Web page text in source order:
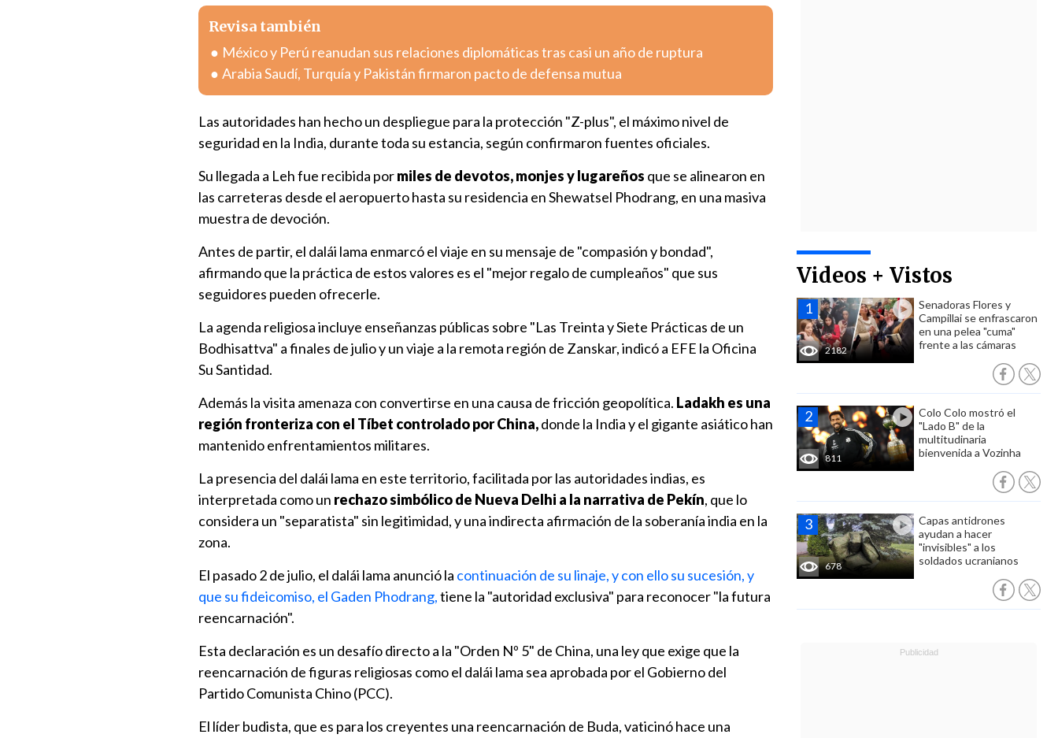
Videos + Vistos
2182
Senadoras Flores y
Campillai se enfrascaron
en una pelea "cuma"
frente a las cámaras
811
Colo Colo mostró el
"Lado B" de la
multitudinaria
bienvenida a Vozinha
678
Capas antidrones
ayudan a hacer
"invisibles" a los
soldados ucranianos
Revisa también
México y Perú reanudan sus relaciones diplomáticas tras casi un año de ruptura
Arabia Saudí, Turquía y Pakistán firmaron pacto de defensa mutua
Las autoridades han hecho un despliegue para la protección "Z-plus", el máximo nivel de
seguridad en la India, durante toda su estancia, según confirmaron fuentes oficiales.
Su llegada a Leh fue recibida pormiles de devotos, monjes y lugareños que se alinearon en
las carreteras desde el aeropuerto hasta su residencia en Shewatsel Phodrang, en una masiva
muestra de devoción.
Antes de partir, el dalái lama enmarcó el viaje en su mensaje de "compasión y bondad",
afirmando que la práctica de estos valores es el "mejor regalo de cumpleaños" que sus
seguidores pueden ofrecerle.
La agenda religiosa incluye enseñanzas públicas sobre "Las Treinta y Siete Prácticas de un
Bodhisattva" a finales de julio y un viaje a la remota región de Zanskar, indicó a EFE la Oficina
Su Santidad.
Además la visita amenaza con convertirse en una causa de fricción geopolítica. Ladakh es una
región fronteriza con el Tíbet controlado por China,donde la India y el gigante asiático han
mantenido enfrentamientos militares.
La presencia del dalái lama en este territorio, facilitada por las autoridades indias, es
interpretada como un rechazo simbólico de Nueva Delhi a la narrativa de Pekín, que lo
considera un "separatista" sin legitimidad, y una indirecta afirmación de la soberanía india en la
zona.
El pasado 2 de julio, el dalái lama anunció la continuación de su linaje, y con ello su sucesión, y
que su fideicomiso, el Gaden Phodrang,tiene la "autoridad exclusiva" para reconocer "la futura
reencarnación".
Esta declaración es un desafío directo a la "Orden Nº 5" de China, una ley que exige que la
reencarnación de figuras religiosas como el dalái lama sea aprobada por el Gobierno del
Partido Comunista Chino (PCC).
El líder budista, que es para los creyentes una reencarnación de Buda, vaticinó hace una